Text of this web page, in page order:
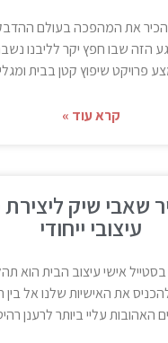
את המהפכה בעולם
הזה שבו חפץ יקר לליבנו
פרויקט שיפוץ קטן בבית
קרא עוד »
שאבי שיק
עיצובי ייחודי
אישי עיצוב הבית הוא
את האישיות שלנו אל בין
האהובות עליי ביותר לרענן